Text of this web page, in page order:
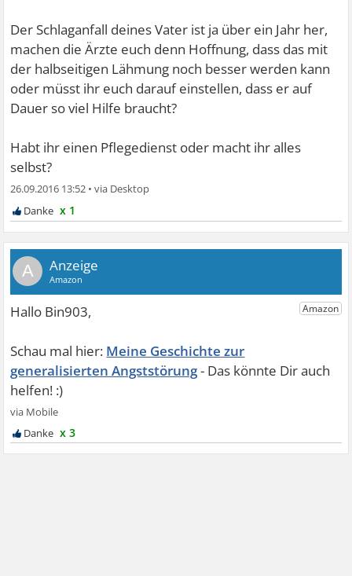
Der Schlaganfall deines Vater ist ja über ein Jahr her,
machen die Ärzte euch denn Hoffnung, dass das mit
der halbseitigen Lähmung noch besser werden kann
oder müsst ihr euch darauf einstellen, dass er auf
Dauer so viel Hilfe braucht?
Habt ihr einen Pflegedienst oder macht ihr alles
selbst?
26.09.2016 13:52 •
x 1
A
Meine Geschichte zur
generalisierten Angststörung
x 3